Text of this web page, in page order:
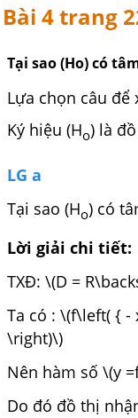
Bài 4 trang
Tại sao (Ho) có
Lựa chọn câu
Ký hiệu (Ho) là
LG a
Tại sao (Ho) có
Lời giải chi tiết:
TXĐ: \(D =
Ta có : \(f\left( {
\right)\)
Nên hàm số \(y
Do đó đồ thị